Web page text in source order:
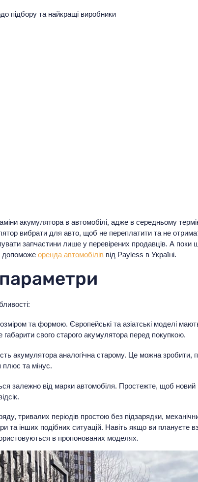
акумулятора в автомобілі, адже в середньому
вибрати для авто, щоб не переплатити та не
запчастини лише у перевірених продавців. А поки
допоможе оренда автомобіліввід Payless в Україні.
параметри
та формою. Європейські та азіатські моделі мають
габарити свого старого акумулятора перед покупкою.
акумулятора аналогічна старому. Це можна зробити,
плюс та мінус.
залежно від марки автомобіля. Простежте, щоб новий
тривалих періодів простою без підзарядки,
інших подібних ситуацій. Навіть якщо ви плануєте
в пропонованих моделях.